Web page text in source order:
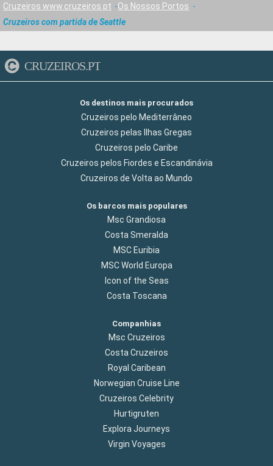
Cruzeiros www.cruzeiros.pt
Os Nossos Portos
Cruzeiros com partida de Seattle
CRUZEIROS.PT
Os destinos mais procurados
Cruzeiros pelo Mediterrâneo
Cruzeiros pelas Ilhas Gregas
Cruzeiros pelo Caribe
Cruzeiros pelos Fiordes e Escandinávia
Cruzeiros de Volta ao Mundo
Os barcos mais populares
Msc Grandiosa
Costa Smeralda
MSC Euribia
MSC World Europa
Icon of the Seas
Costa Toscana
Companhias
Msc Cruzeiros
Costa Cruzeiros
Royal Caribean
Norwegian Cruise Line
Cruzeiros Celebrity
Hurtigruten
Explora Journeys
Virgin Voyages